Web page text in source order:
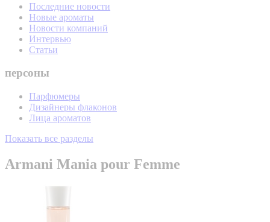
Последние новости
Новые ароматы
Новости компаний
Интервью
Статьи
персоны
Парфюмеры
Дизайнеры флаконов
Лица ароматов
Показать все разделы
Armani Mania pour Femme